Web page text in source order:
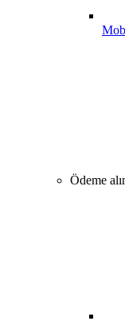
Ödeme